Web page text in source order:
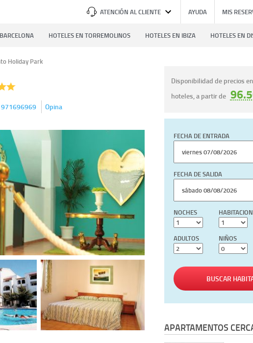
ATENCIÓN AL CLIENTE AYUDA MIS
HOTELES EN TORREMOLINOS HOTELES EN IBIZA HOTELES EN
Holiday Park
971696969 Opina
Disponibilidad de precios
hoteles, a partir de
FECHA DE ENTRADA
FECHA DE SALIDA
NOCHES
ADULTOS NIÑOS
BUSCAR
APARTAMENTOS